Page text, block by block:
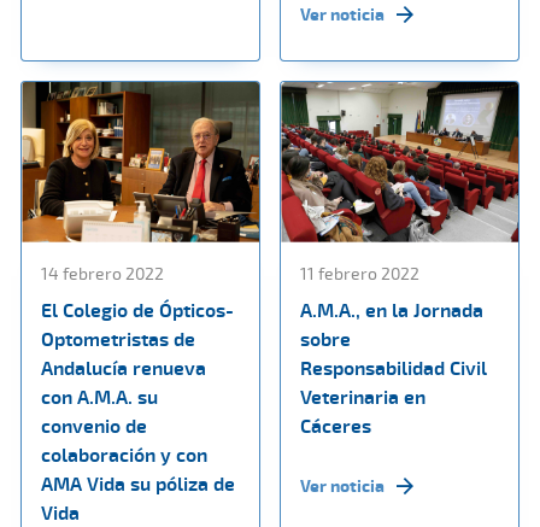
Ver noticia
14 febrero 2022
El Colegio de Ópticos-
Optometristas de
Andalucía renueva
con A.M.A. su
convenio de
colaboración y con
AMA Vida su póliza de
Vida
11 febrero 2022
A.M.A., en la Jornada
sobre
Responsabilidad Civil
Veterinaria en
Cáceres
Ver noticia